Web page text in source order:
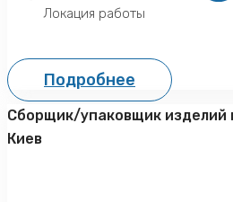
Локация работы
Подробнее
Сборщик/упаковщик изделий
Киев